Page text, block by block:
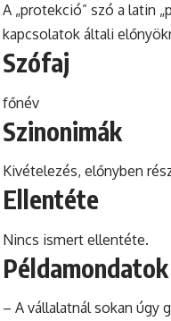
A „protekció” szó a latin
kapcsolatok általi
Szófaj
főnév
Szinonimák
Kivételezés, előnyben
Ellentéte
Nincs ismert ellentéte.
Példamondatok
– A vállalatnál sokan úgy